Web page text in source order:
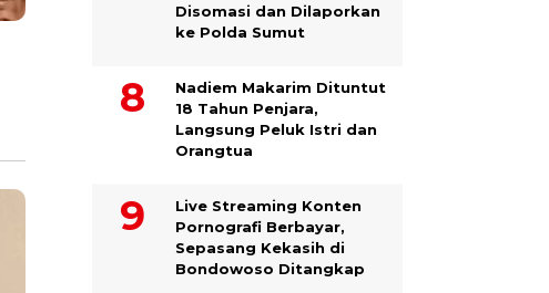
Disomasi dan Dilaporkan
ke Polda Sumut
​Nadiem Makarim Dituntut
18 Tahun Penjara,
Langsung Peluk Istri dan
Orangtua
Live Streaming Konten
Pornografi Berbayar,
Sepasang Kekasih di
Bondowoso Ditangkap